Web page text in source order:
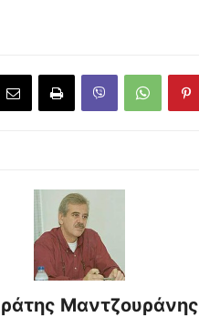
Μαντζουράνης